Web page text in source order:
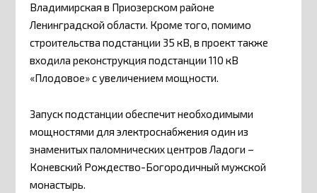
Владимирская в Приозерском районе
Ленинградской области. Кроме того, помимо
строительства подстанции 35 кВ, в проект также
входила реконструкция подстанции 110 кВ
«Плодовое» с увеличением мощности.
Запуск подстанции обеспечит необходимыми
мощностями для электроснабжения один из
знаменитых паломнических центров Ладоги –
Коневский Рождество-Богородичный мужской
монастырь.